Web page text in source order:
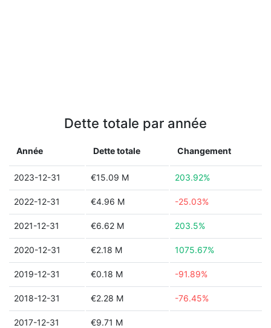
Dette totale par année
Année Dette totale Changement
2023-12-31 €15.09 M 203.92%
2022-12-31 €4.96 M -25.03%
2021-12-31 €6.62 M 203.5%
2020-12-31 €2.18 M 1075.67%
2019-12-31 €0.18 M -91.89%
2018-12-31 €2.28 M -76.45%
2017-12-31 €9.71 M